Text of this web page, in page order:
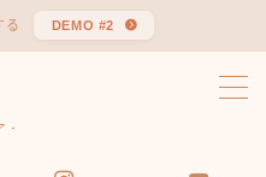
る DEMO #2